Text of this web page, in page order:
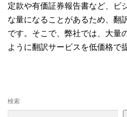
定款や有価証券報告書など、ビ
な量になることがあるため、翻
です。そこで、弊社では、大量
ように翻訳サービスを低価格で
検索